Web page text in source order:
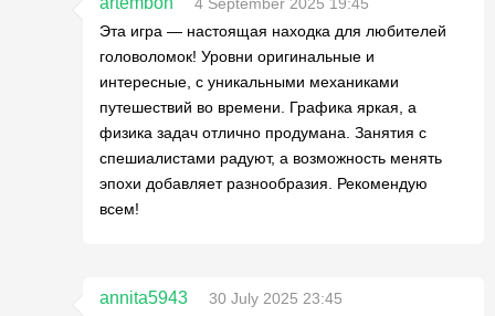
Эта игра — настоящая находка для любителей
головоломок! Уровни оригинальные и
интересные, с уникальными механиками
путешествий во времени. Графика яркая, а
физика задач отлично продумана. Занятия с
спешиалистами радуют, а возможность менять
эпохи добавляет разнообразия. Рекомендую
всем!
annita5943
30 July 2025 23:45